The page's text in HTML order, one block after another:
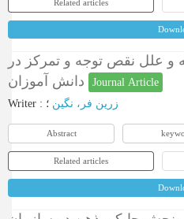
Related articles
و علل نقص توجه و تمرکز در
Journal Article
Writer : زرين فر، نگين ؛
Abstract
Related articles